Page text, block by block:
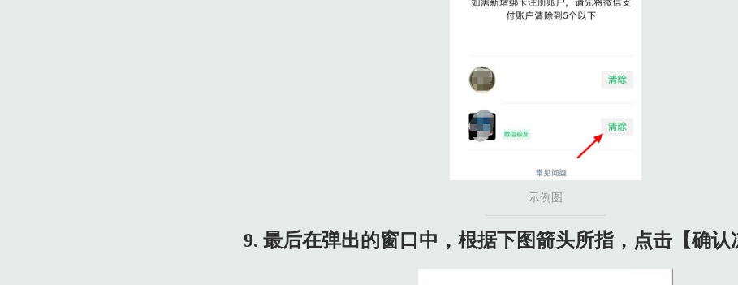
示例图
9. 最后在弹出的窗口中，根据下图箭头所指，点击【确认